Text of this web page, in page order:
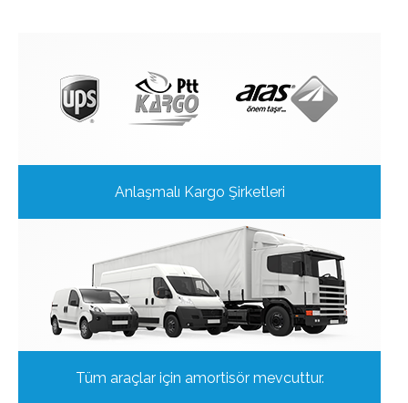
Anlaşmalı Kargo Şirketleri
Tüm araçlar için amortisör mevcuttur.